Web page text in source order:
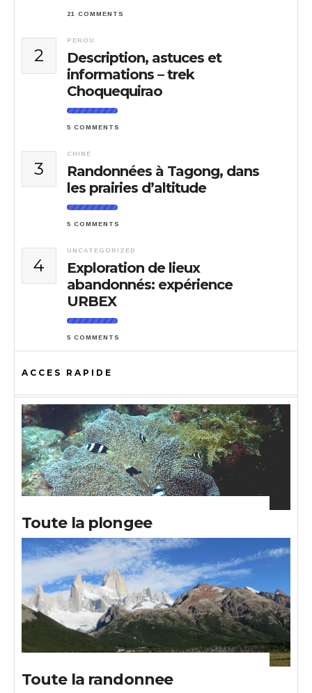
21 COMMENTS
2
PEROU
Description, astuces et
informations – trek
Choquequirao
5 COMMENTS
3
CHINE
Randonnées à Tagong, dans
les prairies d’altitude
5 COMMENTS
4
UNCATEGORIZED
Exploration de lieux
abandonnés: expérience
URBEX
5 COMMENTS
ACCES RAPIDE
Toute la plongee
Toute la randonnee